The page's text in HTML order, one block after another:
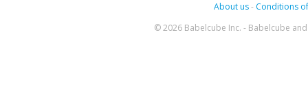
About us- Conditions
© 2026 Babelcube Inc. - Babelcube